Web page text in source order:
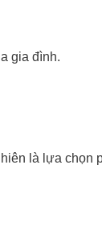
gia đình.
là lựa chọn